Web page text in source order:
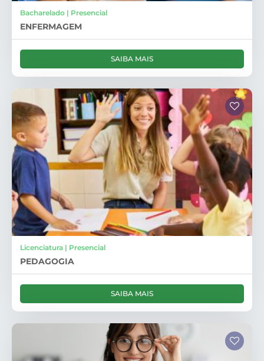
Bacharelado | Presencial
ENFERMAGEM
SAIBA MAIS
Licenciatura | Presencial
PEDAGOGIA
SAIBA MAIS